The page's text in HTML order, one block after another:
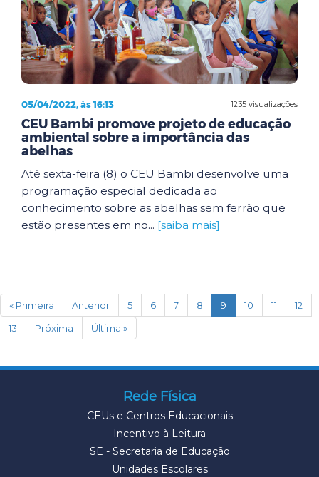
1235 visualizações
05/04/2022, às 16:13
CEU Bambi promove projeto de educação
ambiental sobre a importância das
abelhas
Até sexta-feira (8) o CEU Bambi desenvolve uma
programação especial dedicada ao
conhecimento sobre as abelhas sem ferrão que
estão presentes em no... [saiba mais]
« Primeira Anterior 5 6 7 8 9 (current)
10 11
12
13
Próxima Última »
Rede Física
CEUs e Centros Educacionais
Incentivo à Leitura
SE - Secretaria de Educação
Unidades Escolares